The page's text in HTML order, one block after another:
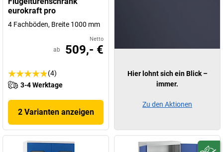
eurokraft pro
4 Fachböden, Breite 1000 mm
Netto
ab 509,- €
(4)
3-4 Werktage
2 Varianten anzeigen
Hier lohnt sich ein Blick –
immer.
Zu den Aktionen